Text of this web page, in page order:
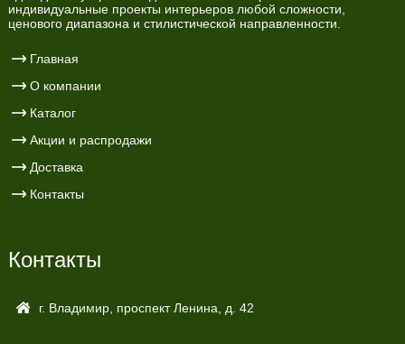
индивидуальные проекты интерьеров любой сложности,
ценового диапазона и стилистической направленности.
Главная
О компании
Каталог
Акции и распродажи
Доставка
Контакты
Контакты
г. Владимир, проспект Ленина, д. 42